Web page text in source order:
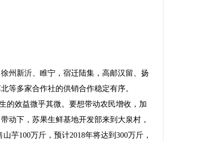
州新沂、睢宁，宿迁陆集，高邮汉留、扬
等多家合作社的供销合作稳定有序。
的效益微乎其微。要想带动农民增收，加
动下，苏果生鲜基地开发部来到大泉村，
芋100万斤，预计2018年将达到300万斤，